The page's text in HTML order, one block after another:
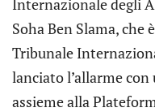
Internazionale degli
Soha Ben Slama, che
Tribunale
lanciato l’allarme
assieme alla